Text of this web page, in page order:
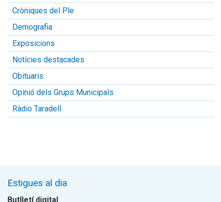
Cròniques del Ple
Demografia
Exposicions
Notícies destacades
Obituaris
Opinió dels Grups Municipals
Ràdio Taradell
Estigues al dia
Butlletí digital